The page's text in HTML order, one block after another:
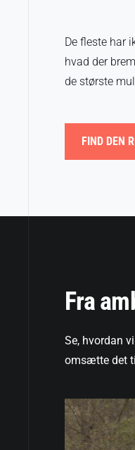
De fleste har
hvad der
de største
FIND DEN
Fra
Se, hvordan
omsætte det